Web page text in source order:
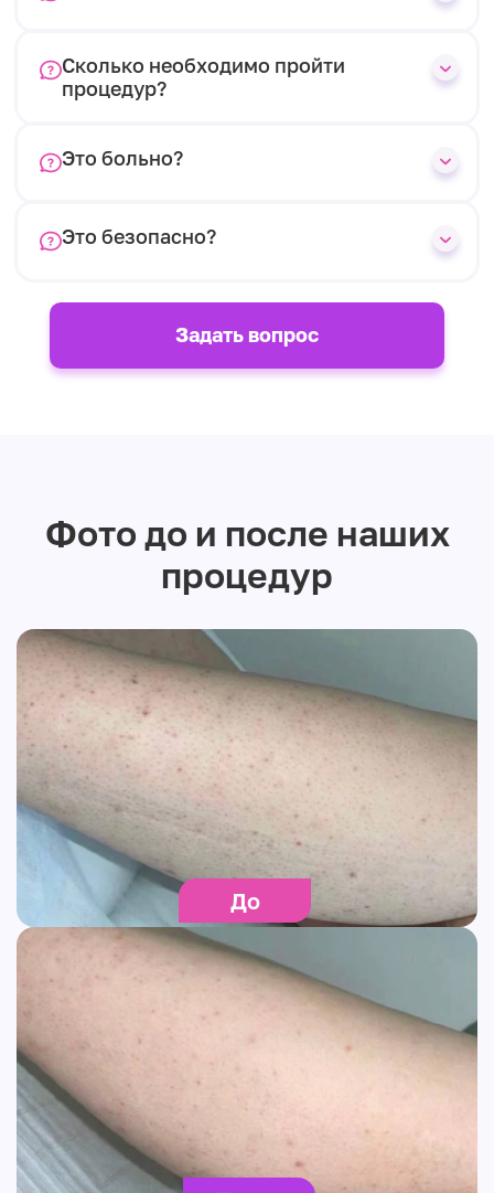
Сколько необходимо пройти
процедур?
Это больно?
Это безопасно?
Задать вопрос
Фото до и после наших
процедур
До